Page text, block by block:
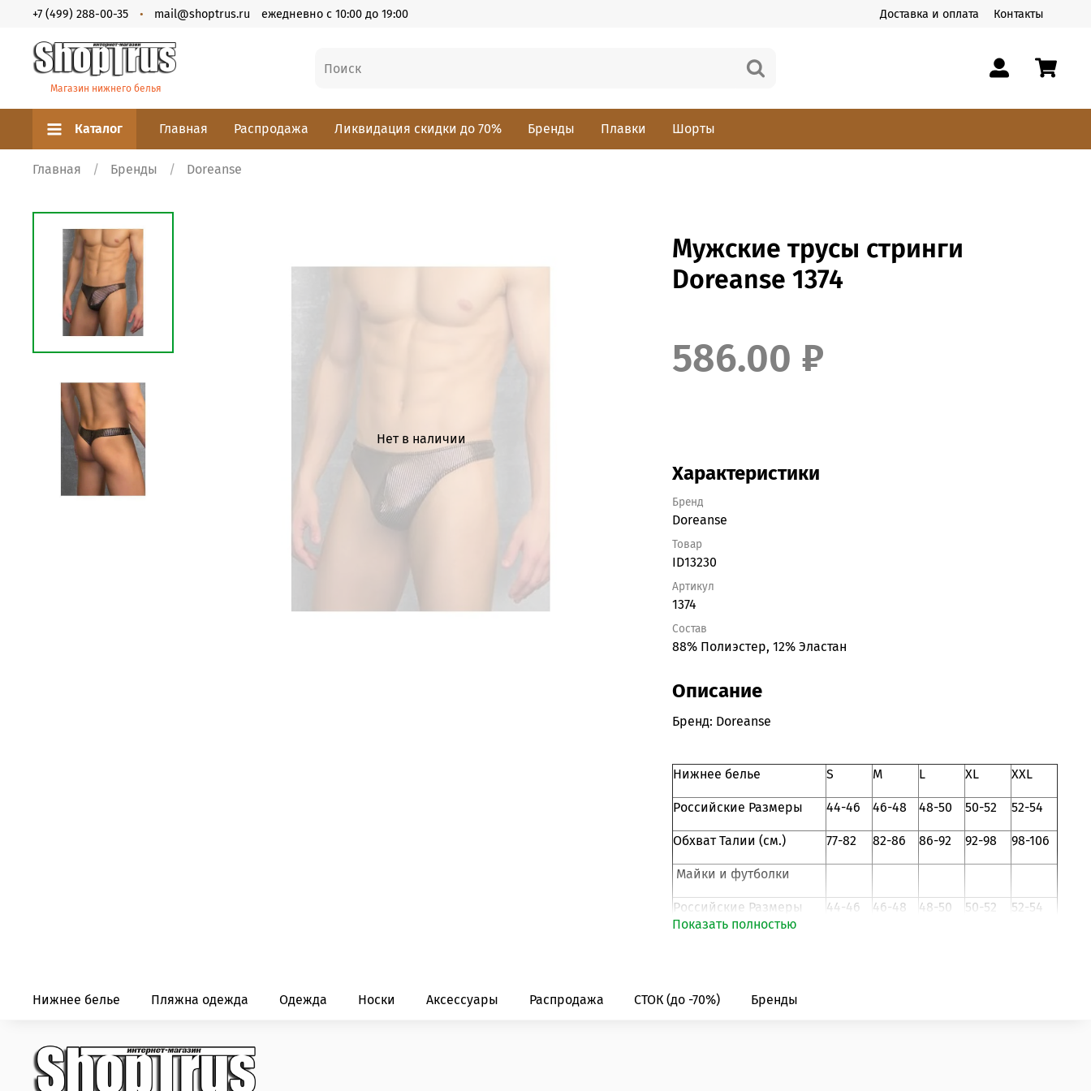
Доставка и оплата Контакты
+7 (499) 288-00-35 mail@shoptrus.ru ежедневно с 10:00 до 19:00
Магазин нижнего белья
Каталог Главная Распродажа Ликвидация скидки до 70% Бренды Плавки Шорты
Главная Бренды Doreanse
Нет в наличии
Мужские трусы стринги
Doreanse 1374
586.00 ₽
Характеристики
Бренд
Doreanse
Товар
ID13230
Артикул
1374
Состав
88% Полиэстер, 12% Эластан
Описание
Бренд: Doreanse
Нижнее белье S M L XL XXL
Российские Размеры 44-46 46-48 48-50 50-52 52-54
Обхват Талии (см.) 77-82 82-86 86-92 92-98 98-106
Майки и футболки
Российские Размеры 44-46 46-48 48-50 50-52 52-54
Показать полностью
Нижнее белье Пляжна одежда Одежда Носки Аксессуары Распродажа СТОК (до -70%) Бренды